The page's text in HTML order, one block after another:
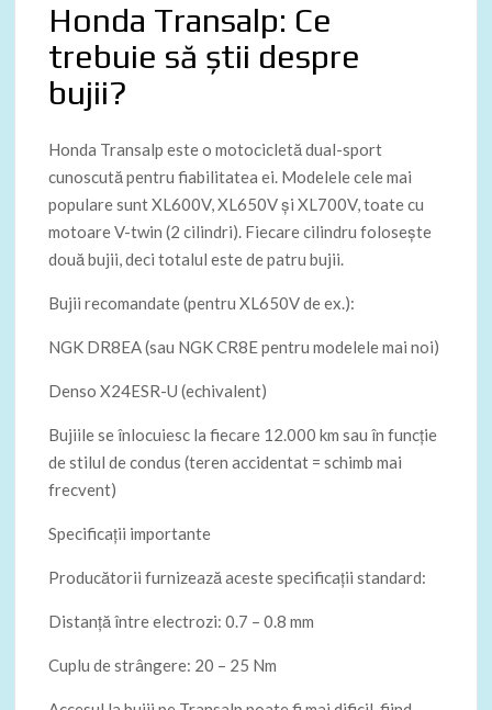
Honda Transalp: Ce
trebuie să știi despre
bujii?
Honda Transalp este o motocicletă dual-sport
cunoscută pentru fiabilitatea ei. Modelele cele mai
populare sunt XL600V, XL650V și XL700V, toate cu
motoare V-twin (2 cilindri). Fiecare cilindru folosește
două bujii, deci totalul este de patru bujii.
Bujii recomandate (pentru XL650V de ex.):
NGK DR8EA (sau NGK CR8E pentru modelele mai noi)
Denso X24ESR-U (echivalent)
Bujiile se înlocuiesc la fiecare 12.000 km sau în funcție
de stilul de condus (teren accidentat = schimb mai
frecvent)
Specificații importante
Producătorii furnizează aceste specificații standard:
Distanță între electrozi: 0.7 – 0.8 mm
Cuplu de strângere: 20 – 25 Nm